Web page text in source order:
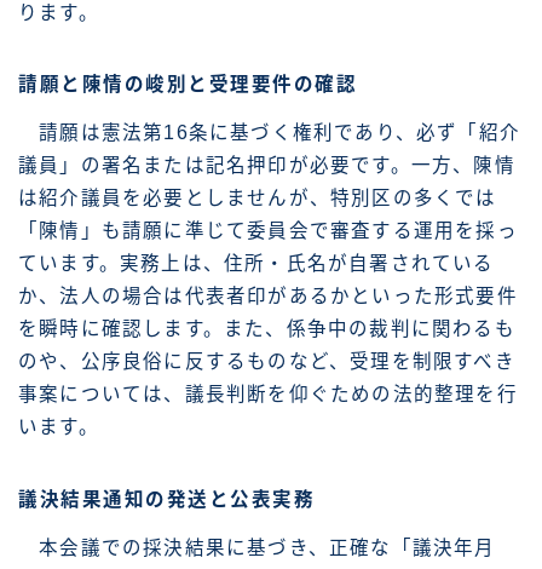
ります。
請願と陳情の峻別と受理要件の確認
請願は憲法第16条に基づく権利であり、必ず「紹介
議員」の署名または記名押印が必要です。一方、陳情
は紹介議員を必要としませんが、特別区の多くでは
「陳情」も請願に準じて委員会で審査する運用を採っ
ています。実務上は、住所・氏名が自署されている
か、法人の場合は代表者印があるかといった形式要件
を瞬時に確認します。また、係争中の裁判に関わるも
のや、公序良俗に反するものなど、受理を制限すべき
事案については、議長判断を仰ぐための法的整理を行
います。
議決結果通知の発送と公表実務
本会議での採決結果に基づき、正確な「議決年月